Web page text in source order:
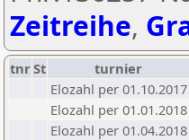
Zeitreihe,
tnrSt turnier
Elozahl per 01.10.2017
Elozahl per 01.01.2018
Elozahl per 01.04.2018